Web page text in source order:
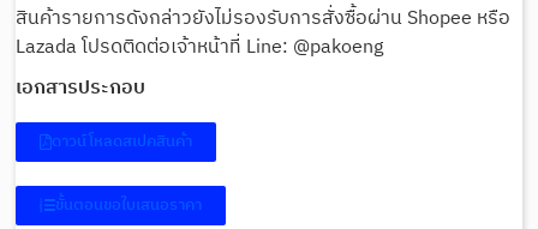
สินค้ารายการดังกล่าวยังไม่รองรับการสั่งซื้อผ่าน Shopee หรือ
Lazada โปรดติดต่อเจ้าหน้าที่ Line: @pakoeng
เอกสารประกอบ
ดาวน์โหลดสเปคสินค้า
ขั้นตอนขอใบเสนอราคา